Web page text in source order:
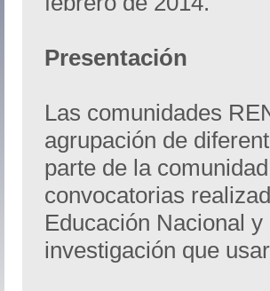
Presentación
Las comunidades
agrupación de
parte de la
convocatorias
Educación Nacional
investigación que